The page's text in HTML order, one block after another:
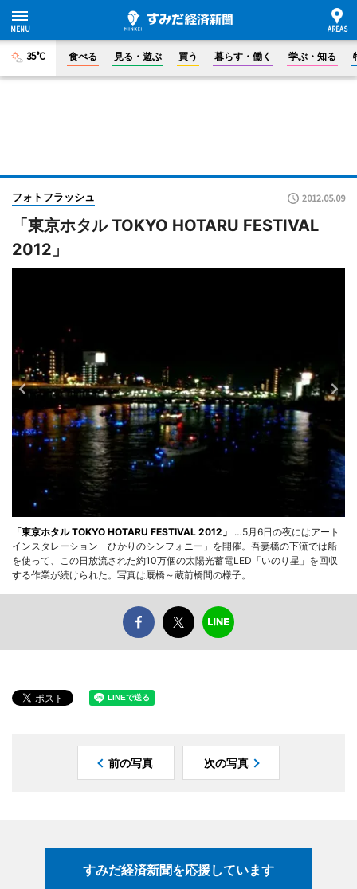
35°C 食べる 見る・遊ぶ 買う 暮らす・働く 学ぶ・知る
フォトフラッシュ 2012.05.09
「東京ホタル TOKYO HOTARU FESTIVAL
2012」
「東京ホタル TOKYO HOTARU FESTIVAL 2012」
…5月6日の夜にはアート
インスタレーション「ひかりのシンフォニー」を開催。吾妻橋の下流では船
を使って、この日放流された約10万個の太陽光蓄電LED「いのり星」を回収
する作業が続けられた。写真は厩橋～蔵前橋間の様子。
前の写真 次の写真
すみだ経済新聞を応援しています